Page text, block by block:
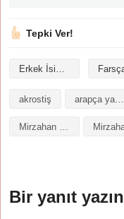
Tepki Ver!
Erkek İsimleri
akrostiş arapça yazılışı
Mirzahan isminin baş harfleriyle şiir
Bir yanıt yazın